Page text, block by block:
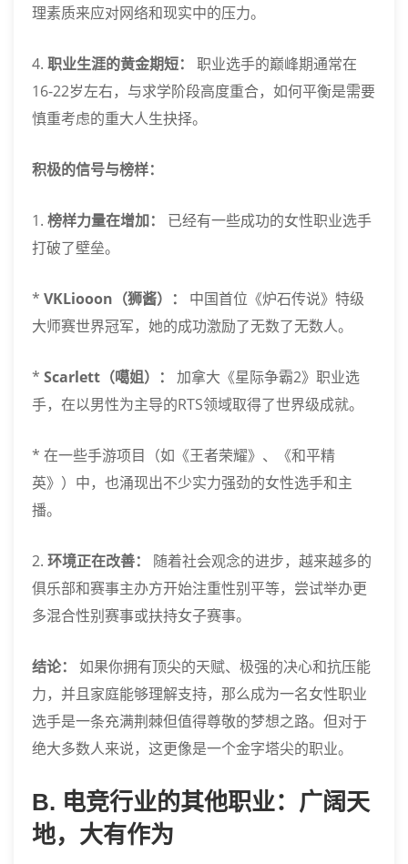
理素质来应对网络和现实中的压力。
4. 职业生涯的黄金期短：
职业选手的巅峰期通常在
16-22岁左右，与求学阶段高度重合，如何平衡是需要
慎重考虑的重大人生抉择。
积极的信号与榜样：
1. 榜样力量在增加：
已经有一些成功的女性职业选手
打破了壁垒。
* VKLiooon（狮酱）：
中国首位《炉石传说》特级
大师赛世界冠军，她的成功激励了无数了无数人。
* Scarlett（噶姐）：
加拿大《星际争霸2》职业选
手，在以男性为主导的RTS领域取得了世界级成就。
* 在一些手游项目（如《王者荣耀》、《和平精
英》）中，也涌现出不少实力强劲的女性选手和主
播。
2. 环境正在改善：
随着社会观念的进步，越来越多的
俱乐部和赛事主办方开始注重性别平等，尝试举办更
多混合性别赛事或扶持女子赛事。
结论：
如果你拥有顶尖的天赋、极强的决心和抗压能
力，并且家庭能够理解支持，那么成为一名女性职业
选手是一条充满荆棘但值得尊敬的梦想之路。但对于
绝大多数人来说，这更像是一个金字塔尖的职业。
B. 电竞行业的其他职业：广阔天
地，大有作为